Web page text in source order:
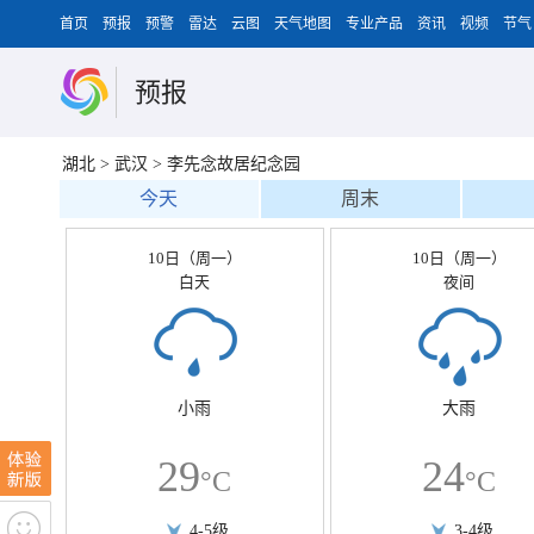
首页 预报 预警 雷达 云图 天气地图 专业产品 资讯 视频 节气
预报
湖北 > 武汉 > 李先念故居纪念园
今天 周末
10日（周一）
白天
小雨
29°C
10日（周一）
夜间
大雨
24°C